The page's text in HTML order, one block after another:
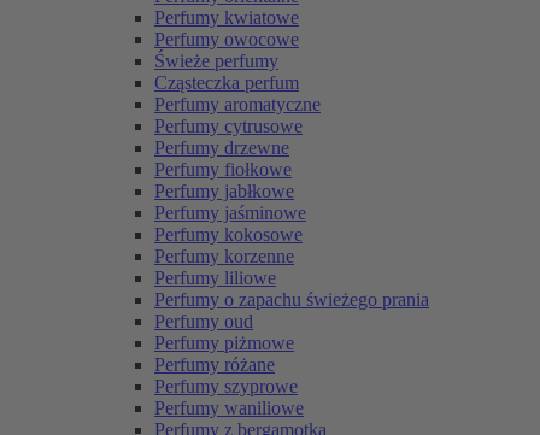
Perfumy kwiatowe
Perfumy owocowe
Świeże perfumy
Cząsteczka perfum
Perfumy aromatyczne
Perfumy cytrusowe
Perfumy drzewne
Perfumy fiołkowe
Perfumy jabłkowe
Perfumy jaśminowe
Perfumy kokosowe
Perfumy korzenne
Perfumy liliowe
Perfumy o zapachu świeżego prania
Perfumy oud
Perfumy piżmowe
Perfumy różane
Perfumy szyprowe
Perfumy waniliowe
Perfumy z bergamotką